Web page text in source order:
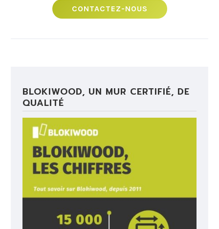
CONTACTEZ-NOUS
BLOKIWOOD, UN MUR CERTIFIÉ, DE
QUALITÉ